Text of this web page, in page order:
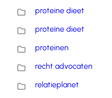
proteine dieet
proteïne dieet
proteinen
recht advocaten
relatieplanet